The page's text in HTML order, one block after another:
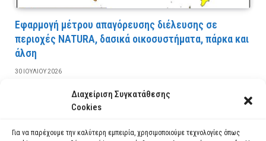
Διαχείριση Συγκατάθεσης
Cookies
Για να παρέχουμε την καλύτερη εμπειρία, χρησιμοποιούμε τεχνολογίες όπως
Εφαρμογή μέτρου απαγόρευσης διέλευσης σε
περιοχές NATURA, δασικά οικοσυστήματα, πάρκα και
άλση
30 ΙΟΥΛΊΟΥ 2026
ΔΙΑΒΆΣΤΕ ΠΕΡΙΣΣΌΤΕΡΑ